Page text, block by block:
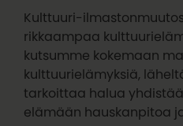
Kulttuuri-
rikkaampaa
kutsumme kokemaan
kulttuurielämyksiä,
tarkoittaa halua
elämään hauskanpitoa